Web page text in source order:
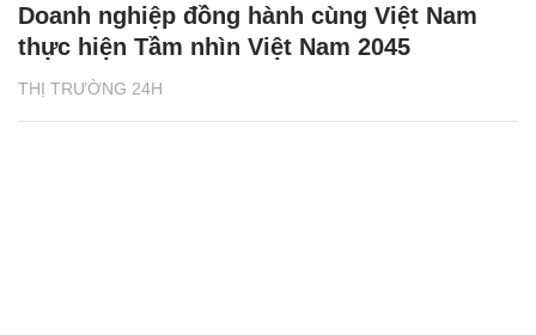
THỊ TRƯỜNG 24H
Doanh nghiệp đồng hành cùng Việt Nam
thực hiện Tầm nhìn Việt Nam 2045